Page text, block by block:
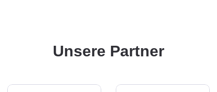
Unsere Partner